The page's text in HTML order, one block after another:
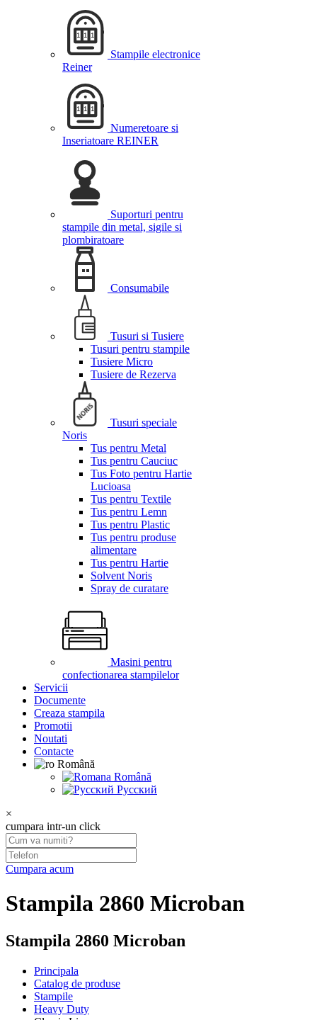
Stampile electronice
Reiner
Numeretoare si
Inseriatoare REINER
Suporturi pentru
stampile din metal, sigile si
plombiratoare
Consumabile
Tusuri si Tusiere
Tusuri pentru stampile
Tusiere Micro
Tusiere de Rezerva
Tusuri speciale
Noris
Tus pentru Metal
Tus pentru Cauciuc
Tus Foto pentru Hartie
Lucioasa
Tus pentru Textile
Tus pentru Lemn
Tus pentru Plastic
Tus pentru produse
alimentare
Tus pentru Hartie
Solvent Noris
Spray de curatare
Masini pentru
confectionarea stampilelor
Servicii
Documente
Сreaza stampila
Promotii
Noutati
Contacte
Română
Română
Русский
×
cumpara intr-un click
Cumpara acum
Stampila 2860 Microban
Stampila 2860 Microban
Principala
Catalog de produse
Stampile
Heavy Duty